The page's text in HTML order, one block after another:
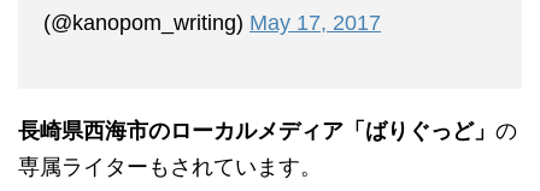
(@kanopom_writing) May 17, 2017
長崎県西海市のローカルメディア「ばりぐっど」 の
専属ライターもされています。